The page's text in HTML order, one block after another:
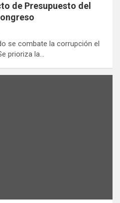
de Presupuesto del
se combate la corrupción el
prioriza la…